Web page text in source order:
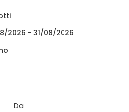
2026 - 31/08/2026
Da